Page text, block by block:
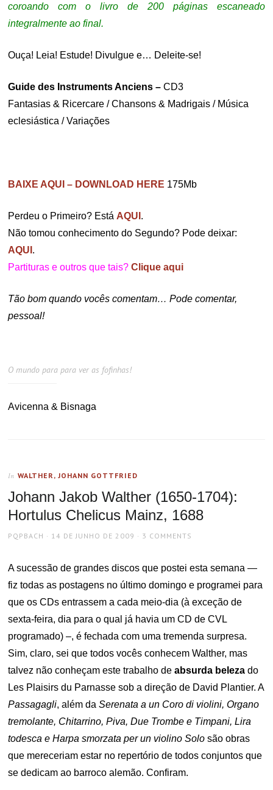
coroando com o livro de 200 páginas escaneado
integralmente ao final.
Ouça! Leia! Estude! Divulgue e… Deleite-se!
Guide des Instruments Anciens –CD3
Fantasias & Ricercare / Chansons & Madrigais / Música
eclesiástica / Variações
BAIXE AQUI – DOWNLOAD HERE 175Mb
Perdeu o Primeiro? Está AQUI .
Não tomou conhecimento do Segundo? Pode deixar:
AQUI .
Partituras e outros que tais? Clique aqui
Tão bom quando vocês comentam… Pode comentar,
pessoal!
O mundo para para ver as fofinhas!
Avicenna & Bisnaga
In WALTHER, JOHANN GOTTFRIED
Johann Jakob Walther (1650-1704):
Hortulus Chelicus Mainz, 1688
AUTHOR
PQPBACH
POSTED
14 DE JUNHO DE 2009 3 COMMENTS
A sucessão de grandes discos que postei esta semana —
fiz todas as postagens no último domingo e programei para
que os CDs entrassem a cada meio-dia (à exceção de
sexta-feira, dia para o qual já havia um CD de CVL
programado) –, é fechada com uma tremenda surpresa.
Sim, claro, sei que todos vocês conhecem Walther, mas
talvez não conheçam este trabalho deabsurda beleza do
Les Plaisirs du Parnasse sob a direção de David Plantier. A
Passagagli, além daSerenata a un Coro di violini, Organo
tremolante, Chitarrino, Piva, Due Trombe e Timpani, Lira
todesca e Harpa smorzata per un violino Solo são obras
que mereceriam estar no repertório de todos conjuntos que
se dedicam ao barroco alemão. Confiram.